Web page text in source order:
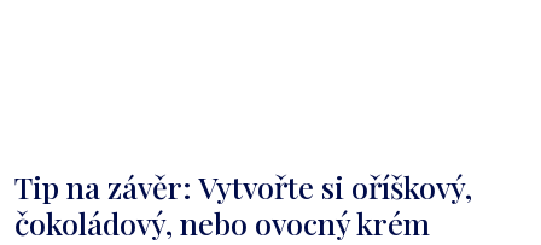
Tip na závěr: Vytvořte si oříškový,
čokoládový, nebo ovocný krém